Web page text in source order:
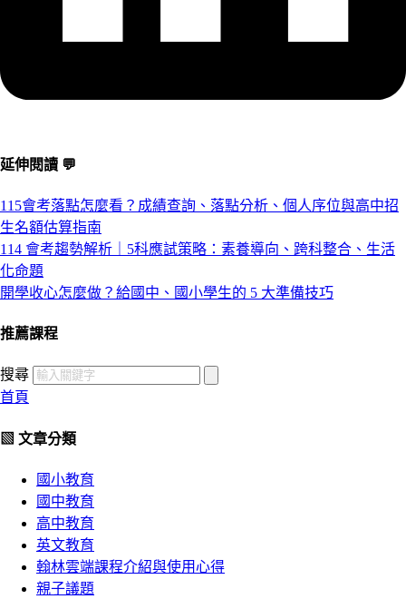
延伸閱讀 💬
115會考落點怎麼看？成績查詢、落點分析、個人序位與高中招
生名額估算指南
114 會考趨勢解析｜5科應試策略：素養導向、跨科整合、生活
化命題
開學收心怎麼做？給國中、國小學生的 5 大準備技巧
推薦課程
搜尋
首頁
▧ 文章分類
國小教育
國中教育
高中教育
英文教育
翰林雲端課程介紹與使用心得
親子議題